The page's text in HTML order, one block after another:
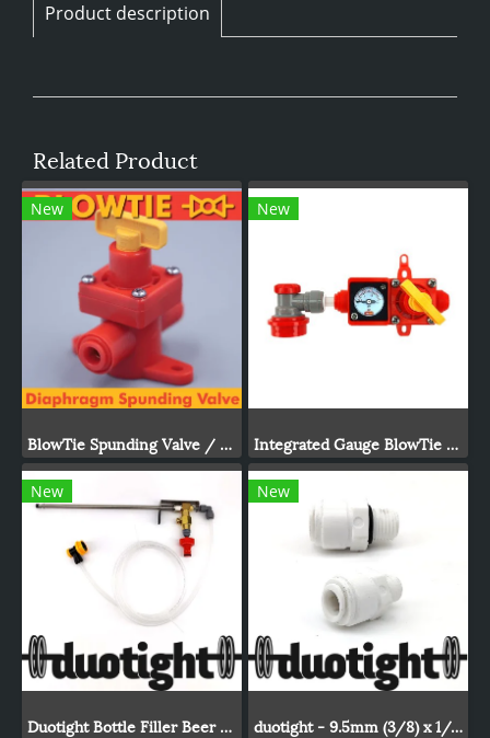
Product description
Related Product
New
BlowTie Spunding Valve / Adjustable Pressure Relief Valve
New
Integrated Gauge BlowTie Spunding Valve Kit (0-15psi)
New
Duotight Bottle Filler Beer Gun
New
duotight - 9.5mm (3/8) x 1/4 Male